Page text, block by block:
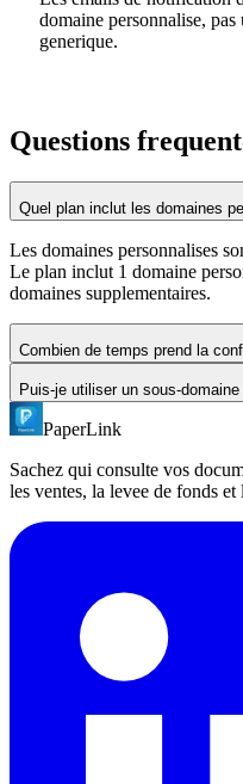
domaine personnalise,
generique.
Questions
Quel plan inclut les domaines
Les domaines personnalises
Le plan inclut 1 domaine
domaines supplementaires.
Combien de temps prend la
Ajoutez un enregistrement
configurez le domaine dans
propagation DNS prend
Puis-je utiliser un sous-domaine
Oui. Nous recommandons
ne sont pas supportes.
PaperLink
Sachez qui consulte vos
les ventes, la levee de fonds